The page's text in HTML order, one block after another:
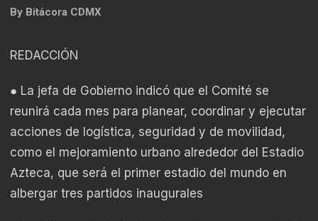
By Bitácora CDMX
REDACCIÓN
● La jefa de Gobierno indicó que el Comité se
reunirá cada mes para planear, coordinar y ejecutar
acciones de logística, seguridad y de movilidad,
como el mejoramiento urbano alrededor del Estadio
Azteca, que será el primer estadio del mundo en
albergar tres partidos inaugurales